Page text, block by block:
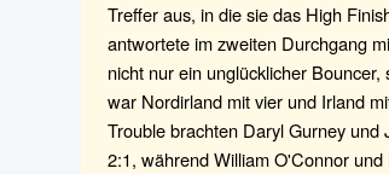
Treffer aus, in die sie das High
antwortete im zweiten Durchgang
nicht nur ein unglücklicher
war Nordirland mit vier und Irland
Trouble brachten Daryl Gurney
2:1, während William O'Connor